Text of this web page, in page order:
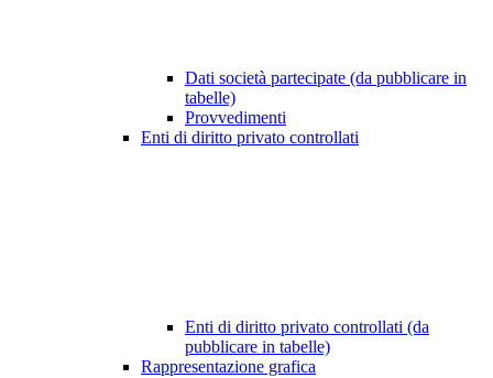
Dati società partecipate (da pubblicare in
tabelle)
Provvedimenti
Enti di diritto privato controllati
Enti di diritto privato controllati (da
pubblicare in tabelle)
Rappresentazione grafica